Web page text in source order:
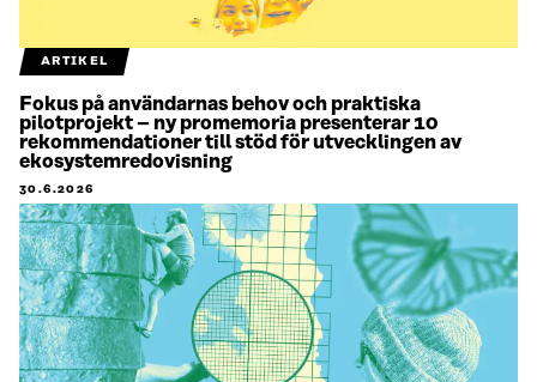
ARTIKEL
Fokus på användarnas behov och praktiska
pilotprojekt – ny promemoria presenterar 10
rekommendationer till stöd för utvecklingen av
ekosystemredovisning
30.6.2026